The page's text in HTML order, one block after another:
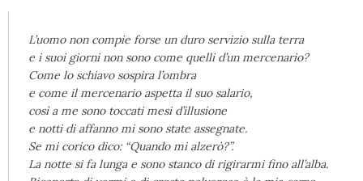
L’uomo non compie forse un duro servizio sulla terra
e i suoi giorni non sono come quelli d’un mercenario?
Come lo schiavo sospira l’ombra
e come il mercenario aspetta il suo salario,
così a me sono toccati mesi d’illusione
e notti di affanno mi sono state assegnate.
Se mi corico dico: “Quando mi alzerò?”.
La notte si fa lunga e sono stanco di rigirarmi fino all’alba.